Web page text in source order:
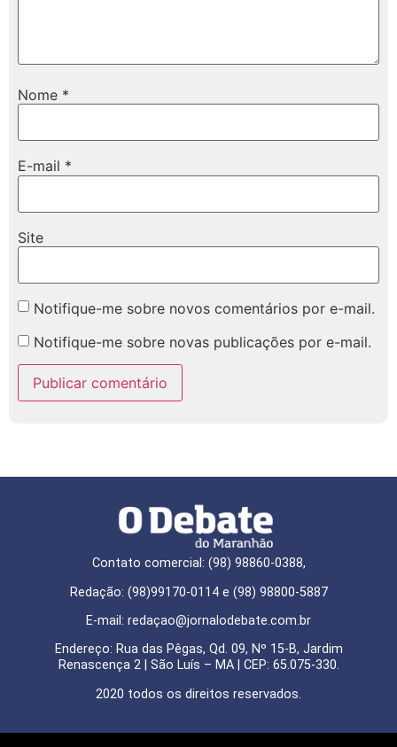
Nome *
E-mail *
Site
Notifique-me sobre novos comentários por e-mail.
Notifique-me sobre novas publicações por e-mail.
Contato comercial: (98) 98860-0388,
Redação: (98)99170-0114 e (98) 98800-5887
E-mail: redaçao@jornalodebate.com.br
Endereço: Rua das Pêgas, Qd. 09, Nº 15-B, Jardim
Renascença 2 | São Luís – MA | CEP: 65.075-330.
2020 todos os direitos reservados.